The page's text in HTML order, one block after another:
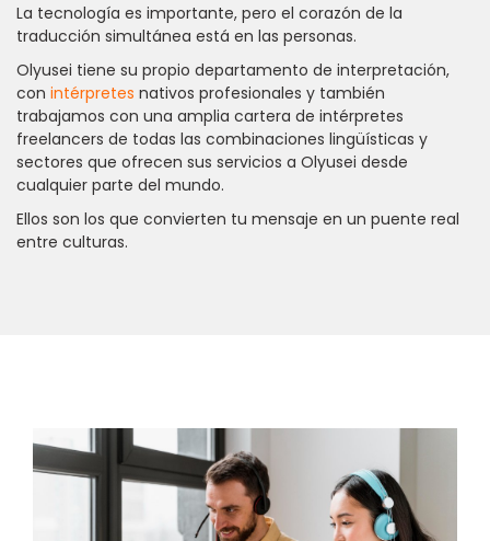
La tecnología es importante, pero el corazón de la
traducción simultánea está en las personas.
Olyusei tiene su propio departamento de interpretación,
con intérpretes nativos profesionales y también
trabajamos con una amplia cartera de intérpretes
freelancers de todas las combinaciones lingüísticas y
sectores que ofrecen sus servicios a Olyusei desde
cualquier parte del mundo.
Ellos son los que convierten tu mensaje en un puente real
entre culturas.